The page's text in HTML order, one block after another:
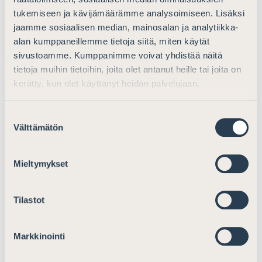
tukemiseen ja kävijämäärämme analysoimiseen. Lisäksi
jaamme sosiaalisen median, mainosalan ja analytiikka-
alan kumppaneillemme tietoja siitä, miten käytät
sivustoamme. Kumppanimme voivat yhdistää näitä
tietoja muihin tietoihin, joita olet antanut heille tai joita on
kerätty, kun olet käyttänyt heidän palvelujaan.
valinta
Välttämätön
Mieltymykset
Tilastot
Markkinointi
liittyvä oikeudellinen neuvonta, jonka työnantaja korvaa,
on työntekijälle veronalaista ansiotuloa, asianajaja
Samu Lassilakuvaa.
Asianajajaliitto painottaa oikeusvaltioperiaatteen ja
oikeusturvan merkitystä oikeuspoliittisessa työssään.
Työntekijän oikeus puolustautua rikosasiassa on
perusoikeuskirjassa.
– Toivomme, että lakialoite käynnistää keskustelun ja
lainvalmistelun verolainsäädännön muuttamiseksi, jotta
toteutuminen voidaan turvata, sanoo Asianajajaliiton
Lisätietoja: